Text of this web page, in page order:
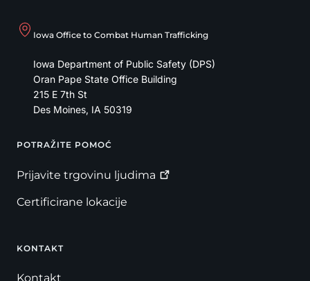
Iowa Office to Combat Human Trafficking
Iowa Department of Public Safety (DPS)
Oran Pape State Office Building
215 E 7th St
Des Moines, IA 50319
Footer
POTRAŽITE POMOĆ
Prijavite trgovinu ljudima
Certificirane lokacije
KONTAKT
Kontakt